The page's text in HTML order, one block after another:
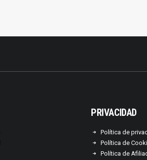
PRIVACIDAD
Política de
Política de
Política de